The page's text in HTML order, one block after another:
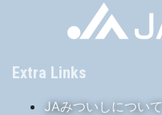
Extra Links
JAみついしについて